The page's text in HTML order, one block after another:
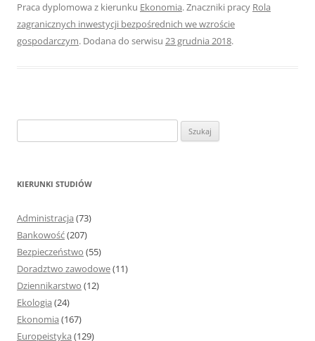
Praca dyplomowa z kierunku Ekonomia. Znaczniki pracy Rola
zagranicznych inwestycji bezpośrednich we wzroście
gospodarczym. Dodana do serwisu 23 grudnia 2018.
z
KIERUNKI STUDIÓW
Administracja (73)
Bankowość(207)
Bezpieczeństwo (55)
Doradztwo zawodowe(11)
Dziennikarstwo (12)
Ekologia (24)
Ekonomia (167)
Europeistyka (129)